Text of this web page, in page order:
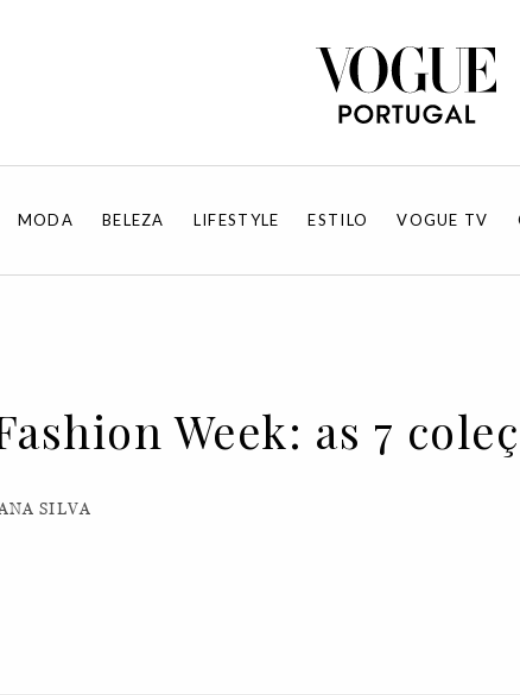
MODA BELEZA LIFESTYLE ESTILO VOGUE TV
Week: as 7
SILVA